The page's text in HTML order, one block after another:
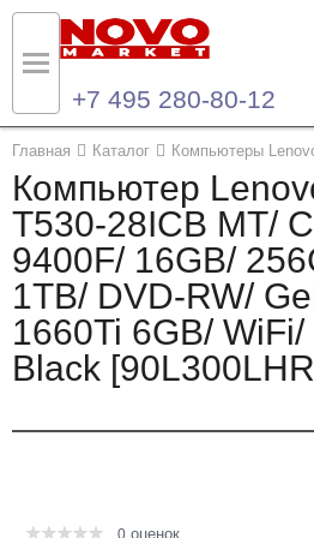
+7 495 280-80-12
Главная Каталог Компьютеры
Компьютер
T530-28ICB MT/
9400F/ 16GB/
1TB/ DVD-RW/
1660Ti 6GB/
Black
0 оценок
Назад
Каталог продукции
Ноутбуки и ультрабуки
Компьютеры
Моноблоки
Назад
Контакты
Контактная информация